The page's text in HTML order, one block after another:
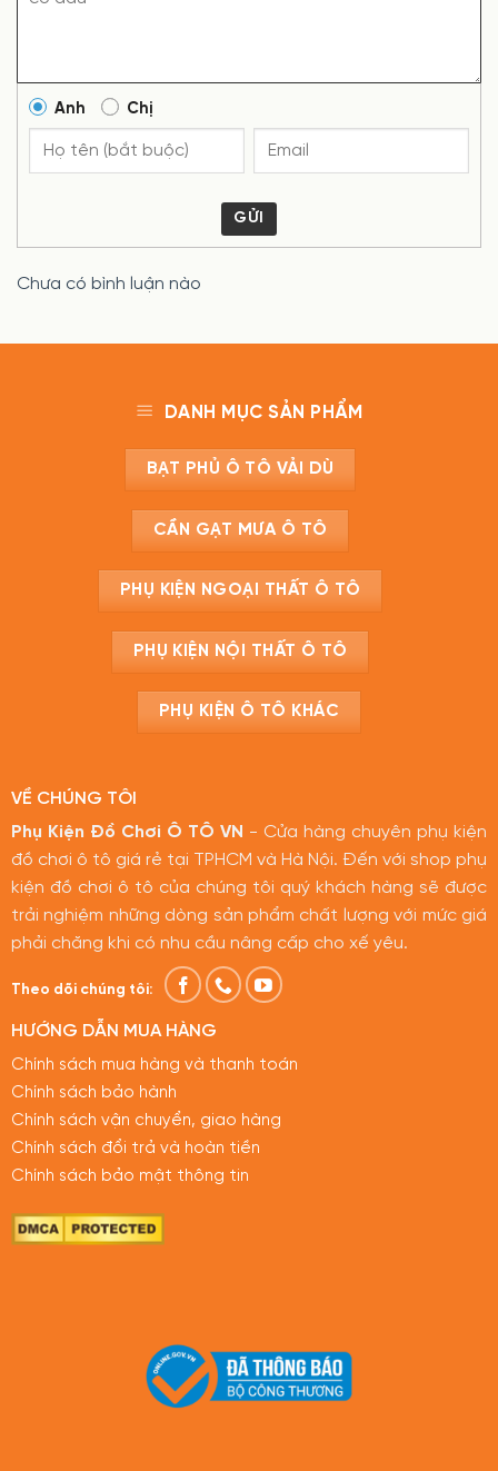
Anh Chị
GỬI
Chưa có bình luận nào
DANH MỤC SẢN PHẨM
BẠT PHỦ Ô TÔ VẢI DÙ
CẦN GẠT MƯA Ô TÔ
PHỤ KIỆN NGOẠI THẤT Ô TÔ
PHỤ KIỆN NỘI THẤT Ô TÔ
PHỤ KIỆN Ô TÔ KHÁC
VỀ CHÚNG TÔI
Phụ Kiện Đồ Chơi Ô TÔ VN - Cửa hàng chuyên phụ kiện
đồ chơi ô tô giá rẻ tại TPHCM và Hà Nội. Đến với shop phụ
kiện đồ chơi ô tô của chúng tôi quý khách hàng sẽ được
trải nghiệm những dòng sản phẩm chất lượng với mức giá
phải chăng khi có nhu cầu nâng cấp cho xế yêu.
Theo dõi chúng tôi:
HƯỚNG DẪN MUA HÀNG
Chính sách mua hàng và thanh toán
Chính sách bảo hành
Chính sách vận chuyển, giao hàng
Chính sách đổi trả và hoàn tiền
Chính sách bảo mật thông tin